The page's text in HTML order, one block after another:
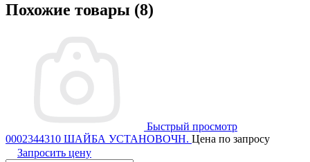
Похожие товары (8)
Быстрый просмотр
0002344310 ШАЙБА УСТАНОВОЧН. Цена по запросу
Запросить цену